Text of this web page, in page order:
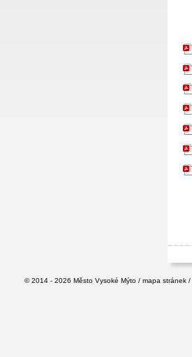
© 2014 - 2026 Město Vysoké Mýto / mapa stránek /